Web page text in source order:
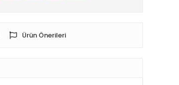
Ürün Önerileri